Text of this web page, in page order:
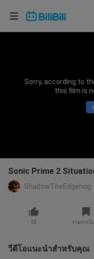
Sorry, according to
this film is
Sonic Prime 2
ShadowTheEdgehog
53 รายการโ
วีดีโอแนะนำสำหรับคุณ
เลือกภาษา